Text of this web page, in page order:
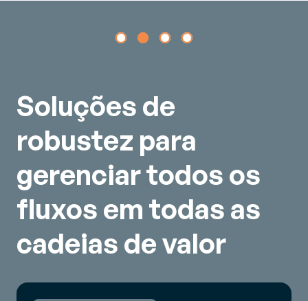
Soluções de
robustez para
gerenciar todos os
fluxos em todas as
cadeias de valor